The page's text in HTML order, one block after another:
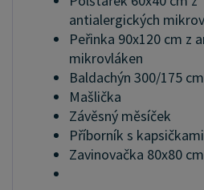
antialergických
Peřinka 90x120 cm z
mikrovláken
Baldachýn 300/175 cm
Mašlička
Závěsný měsíček
Příborník s kapsičkami
Zavinovačka 80x80 cm